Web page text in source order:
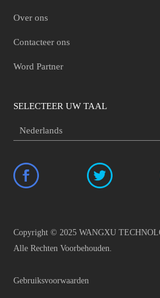
Over ons
Contacteer ons
Word Partner
SELECTEER UW TAAL
Copyright © 2025 WANGXU
Alle Rechten Voorbehouden.
Gebruiksvoorwaarden